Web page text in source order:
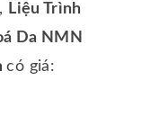
Liệu Trình
Da NMN
có giá: